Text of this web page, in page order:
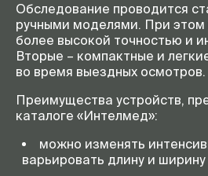
Обследование проводится
ручными моделями. При
более высокой точностью и
Вторые – компактные и
во время выездных осмотров.
Преимущества устройств,
каталоге «Интелмед»:
можно изменять
варьировать длину и ширину